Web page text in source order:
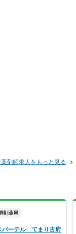
剤師求人をもっと見る
剤薬局
パーテル てまり古府